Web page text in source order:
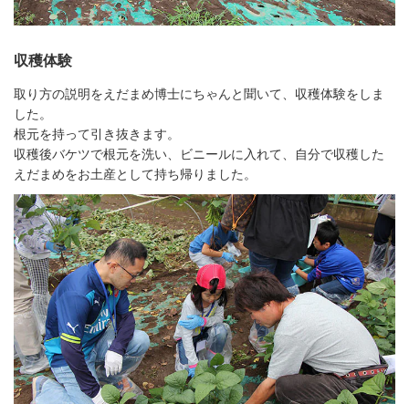
収穫体験
取り方の説明をえだまめ博士にちゃんと聞いて、収穫体験をしま
した。
根元を持って引き抜きます。
収穫後バケツで根元を洗い、ビニールに入れて、自分で収穫した
えだまめをお土産として持ち帰りました。